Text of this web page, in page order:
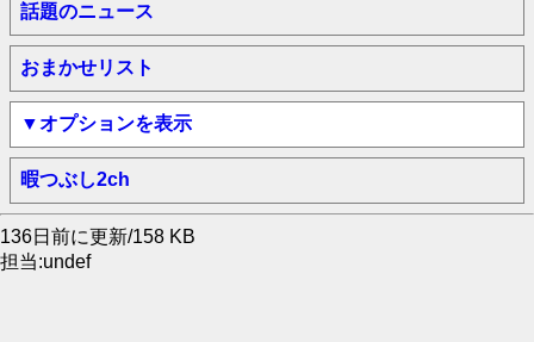
話題のニュース
おまかせリスト
▼オプションを表示
暇つぶし2ch
136日前に更新/158 KB
担当:undef